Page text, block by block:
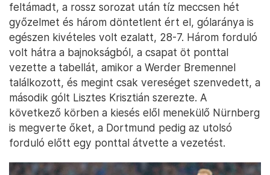
feltámadt, a rossz sorozat után tíz meccsen hét
győzelmet és három döntetlent ért el, gólaránya is
egészen kivételes volt ezalatt, 28-7. Három forduló
volt hátra a bajnokságból, a csapat öt ponttal
vezette a tabellát, amikor a Werder Bremennel
találkozott, és megint csak vereséget szenvedett, a
második gólt Lisztes Krisztián szerezte. A
következő körben a kiesés elől menekülő Nürnberg
is megverte őket, a Dortmund pedig az utolsó
forduló előtt egy ponttal átvette a vezetést.